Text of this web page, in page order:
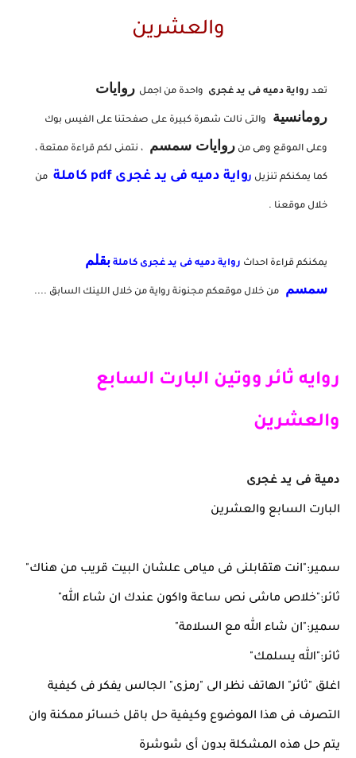
والعشرين
تعد رواية دميه فى يد غجرى واحدة من اجمل روايات
رومانسية
والتى نالت شهرة كبيرة على صفحتنا على الفيس بوك
وعلى الموقع وهى من روايات سمسم ، نتمنى لكم قراءة ممتعة ،
كما يمكنكم تنزيل رواية دميه فى يد غجرى pdf كاملة من
خلال موقعنا .
يمكنكم قراءة احداث رواية دميه فى يد غجرى كاملة بقلم
سمسم
من خلال موقعكم مجنونة رواية من خلال اللينك السابق ....
روايه ثائر ووتين البارت السابع
والعشرين
دمية فى يد غجرى
البارت السابع والعشرين
سمير:"انت هتقابلنى فى ميامى علشان البيت قريب من هناك"
ثائر:"خلاص ماشى نص ساعة واكون عندك ان شاء الله"
سمير:"ان شاء الله مع السلامة"
ثائر:"الله يسلمك"
اغلق "ثائر" الهاتف نظر الى "رمزى" الجالس يفكر فى كيفية
التصرف فى هذا الموضوع وكيفية حل باقل خسائر ممكنة وان
يتم حل هذه المشكلة بدون أى شوشرة